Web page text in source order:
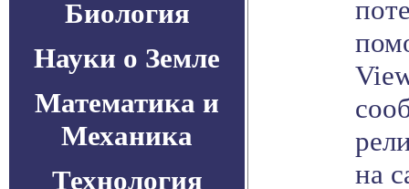
Биология
Науки о Земле
Математика и
Механика
Технология
на